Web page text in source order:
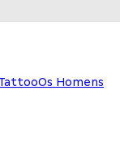
Os Homens